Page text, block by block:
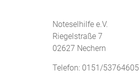
Noteselhilfe e.V.
Riegelstraße 7
02627 Nechern
Telefon: 0151/53764605